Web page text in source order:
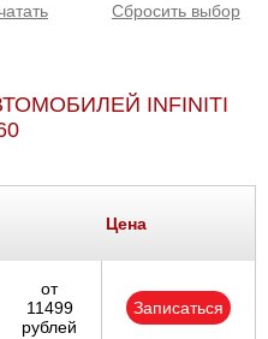
Сбросить выбор
INFINITI
Цена
от
11499
рублей
Записаться